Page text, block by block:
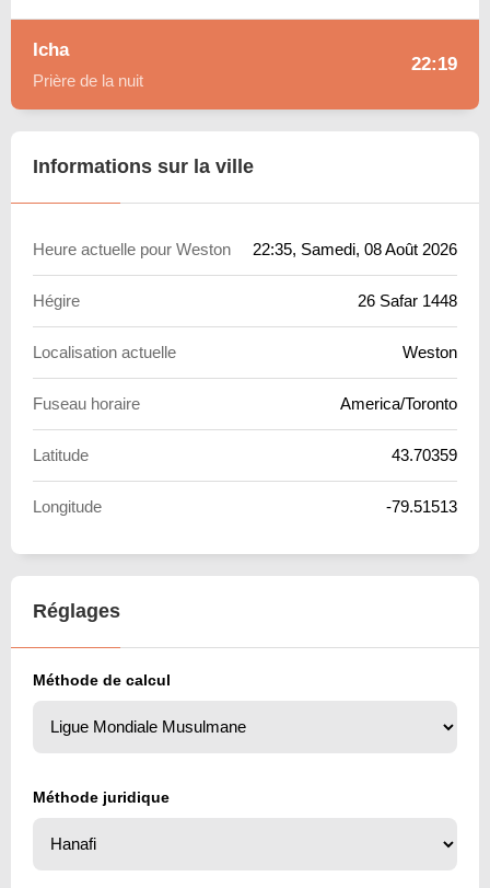
Icha
Prière de la nuit
22:19
Informations sur la ville
Heure actuelle pour Weston 22:35, Samedi, 08 Août 2026
Hégire 26 Safar 1448
Localisation actuelle Weston
Fuseau horaire America/Toronto
Latitude 43.70359
Longitude -79.51513
Réglages
Méthode de calcul
Méthode juridique